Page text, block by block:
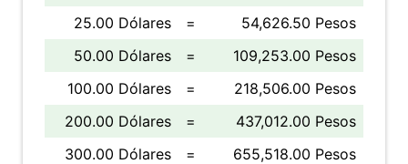
25.00 Dólares
=
54,626.50 Pesos
50.00 Dólares
=
109,253.00 Pesos
100.00 Dólares
=
218,506.00 Pesos
200.00 Dólares
=
437,012.00 Pesos
300.00 Dólares
=
655,518.00 Pesos